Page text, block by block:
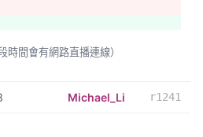
時間會有網路直播連線）
Michael_Li
r1241